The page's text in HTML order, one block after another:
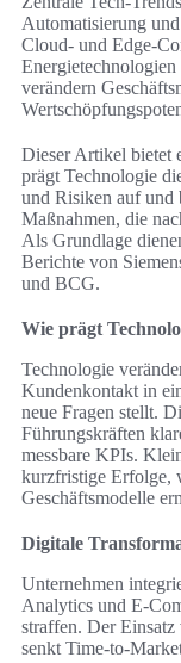
Automatisierung
Cloud- und Edge-
verändern
Dieser Artikel bietet
prägt Technologie
und Risiken auf und
Maßnahmen, die
Als Grundlage
Berichte von
und BCG.
Wie prägt
Technologie
Kundenkontakt in
neue Fragen stellt.
Führungskräften
messbare KPIs.
kurzfristige Erfolge,
Geschäftsmodelle
Digitale
Unternehmen
Analytics und
straffen. Der
senkt Time-to-